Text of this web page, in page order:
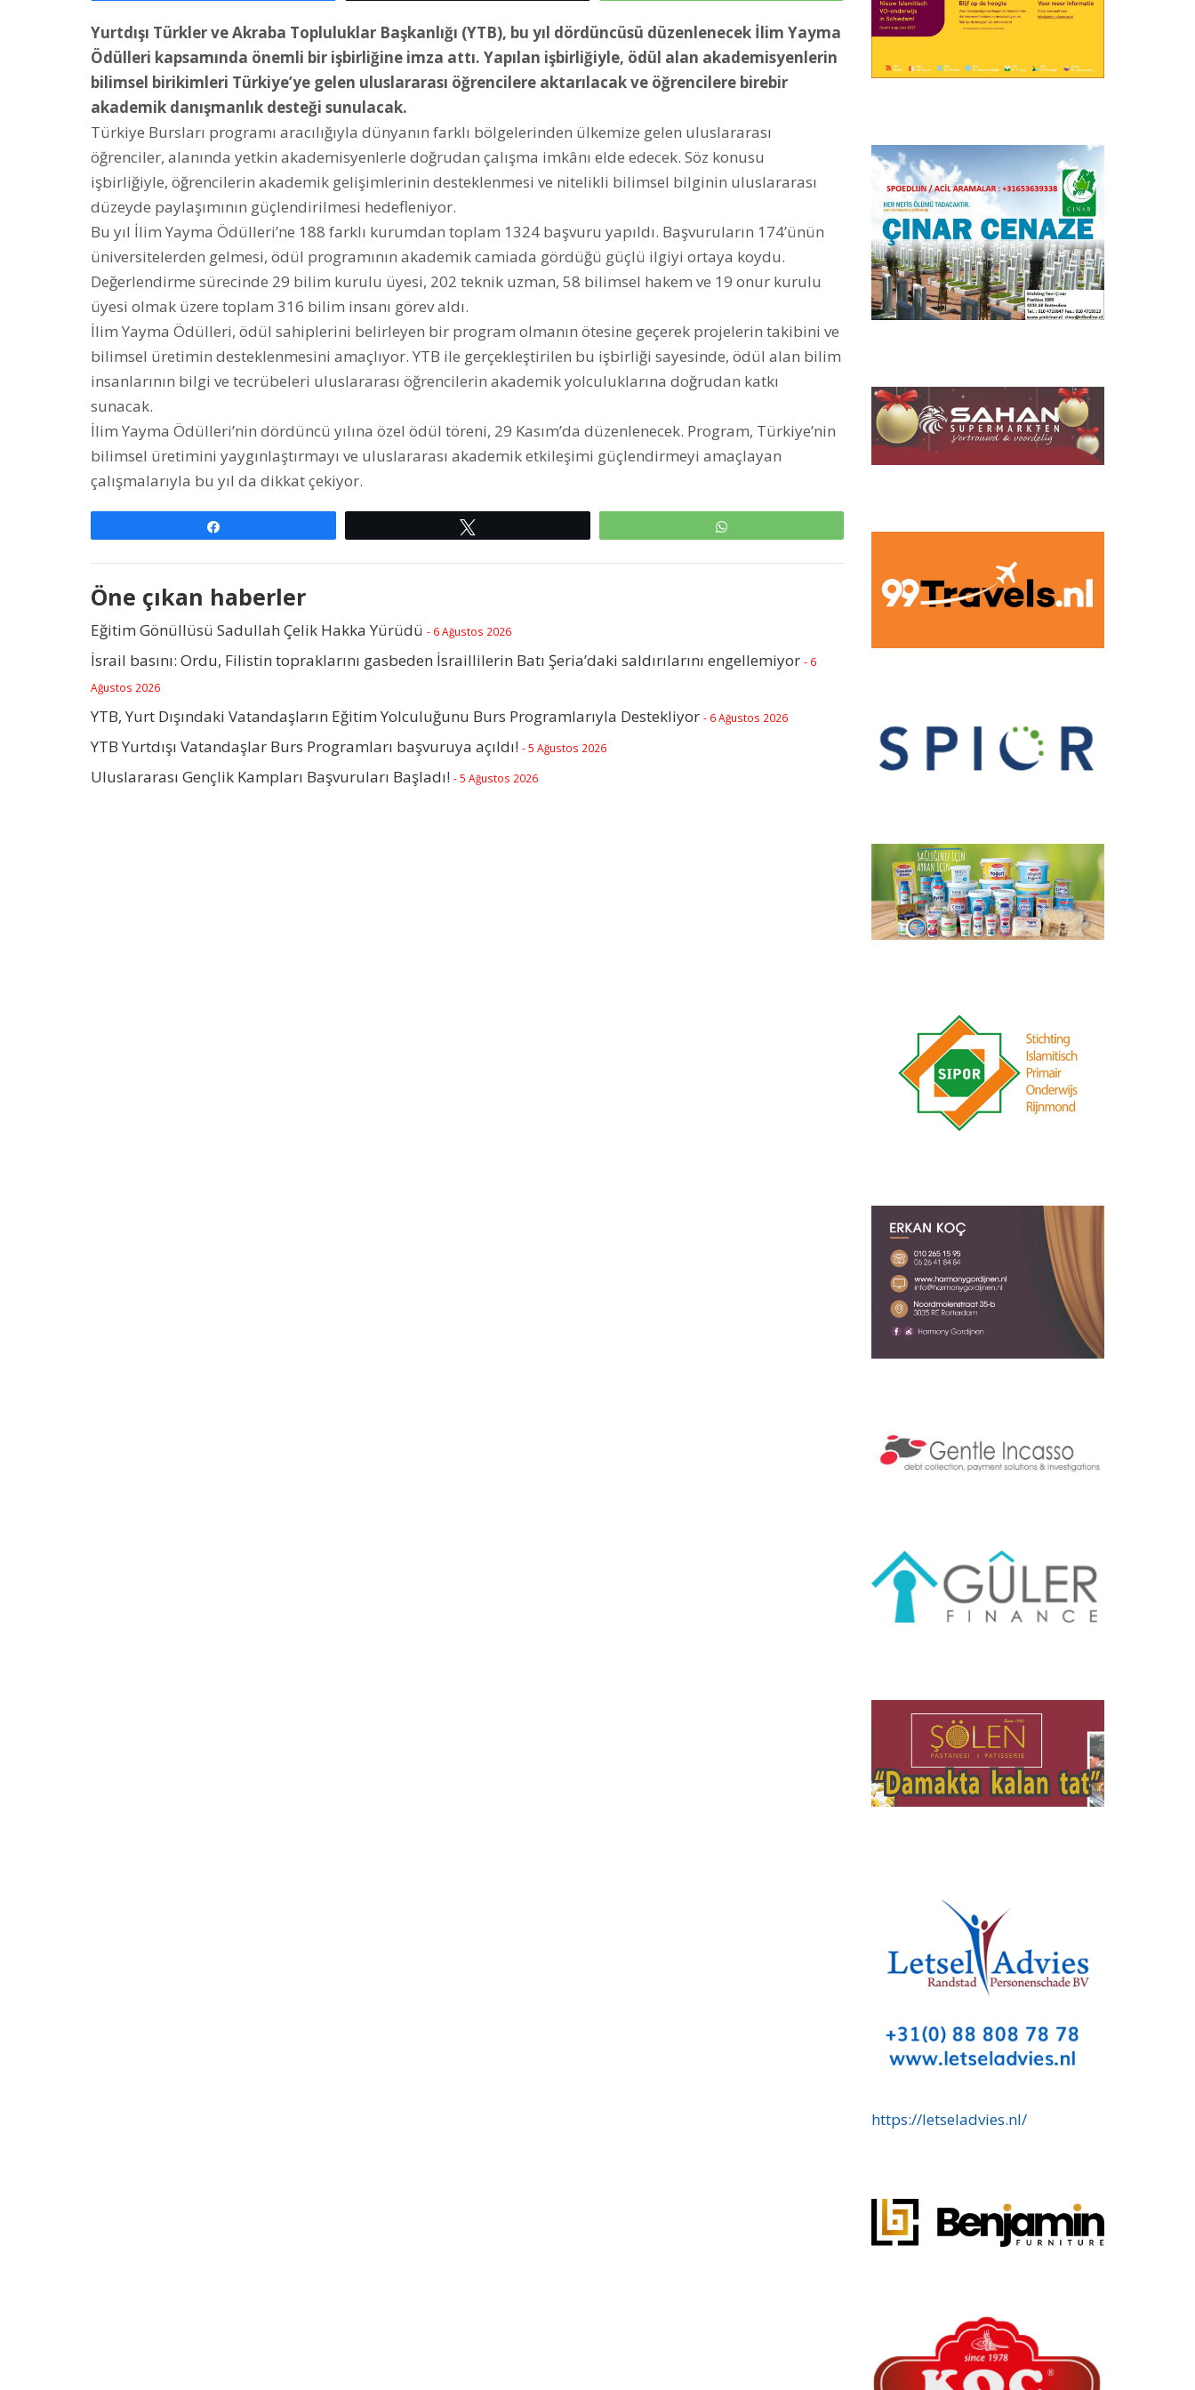
Yurtdışı Türkler ve Akraba Topluluklar Başkanlığı (YTB), bu yıl dördüncüsü düzenlenecek İlim Yayma
Ödülleri kapsamında önemli bir işbirliğine imza attı. Yapılan işbirliğiyle, ödül alan akademisyenlerin
bilimsel birikimleri Türkiye’ye gelen uluslararası öğrencilere aktarılacak ve öğrencilere birebir
akademik danışmanlık desteği sunulacak.
Türkiye Bursları programı aracılığıyla dünyanın farklı bölgelerinden ülkemize gelen uluslararası
öğrenciler, alanında yetkin akademisyenlerle doğrudan çalışma imkânı elde edecek. Söz konusu
işbirliğiyle, öğrencilerin akademik gelişimlerinin desteklenmesi ve nitelikli bilimsel bilginin uluslararası
düzeyde paylaşımının güçlendirilmesi hedefleniyor.
Bu yıl İlim Yayma Ödülleri’ne 188 farklı kurumdan toplam 1324 başvuru yapıldı. Başvuruların 174’ünün
üniversitelerden gelmesi, ödül programının akademik camiada gördüğü güçlü ilgiyi ortaya koydu.
Değerlendirme sürecinde 29 bilim kurulu üyesi, 202 teknik uzman, 58 bilimsel hakem ve 19 onur kurulu
üyesi olmak üzere toplam 316 bilim insanı görev aldı.
İlim Yayma Ödülleri, ödül sahiplerini belirleyen bir program olmanın ötesine geçerek projelerin takibini ve
bilimsel üretimin desteklenmesini amaçlıyor. YTB ile gerçekleştirilen bu işbirliği sayesinde, ödül alan bilim
insanlarının bilgi ve tecrübeleri uluslararası öğrencilerin akademik yolculuklarına doğrudan katkı
sunacak.
İlim Yayma Ödülleri’nin dördüncü yılına özel ödül töreni, 29 Kasım’da düzenlenecek. Program, Türkiye’nin
bilimsel üretimini yaygınlaştırmayı ve uluslararası akademik etkileşimi güçlendirmeyi amaçlayan
çalışmalarıyla bu yıl da dikkat çekiyor.
Öne çıkan haberler
Eğitim Gönüllüsü Sadullah Çelik Hakka Yürüdü - 6 Ağustos 2026
İsrail basını: Ordu, Filistin topraklarını gasbeden İsraillilerin Batı Şeria’daki saldırılarını engellemiyor - 6
Ağustos 2026
YTB, Yurt Dışındaki Vatandaşların Eğitim Yolculuğunu Burs Programlarıyla Destekliyor - 6 Ağustos 2026
YTB Yurtdışı Vatandaşlar Burs Programları başvuruya açıldı! - 5 Ağustos 2026
Uluslararası Gençlik Kampları Başvuruları Başladı! - 5 Ağustos 2026
https://letseladvies.nl/